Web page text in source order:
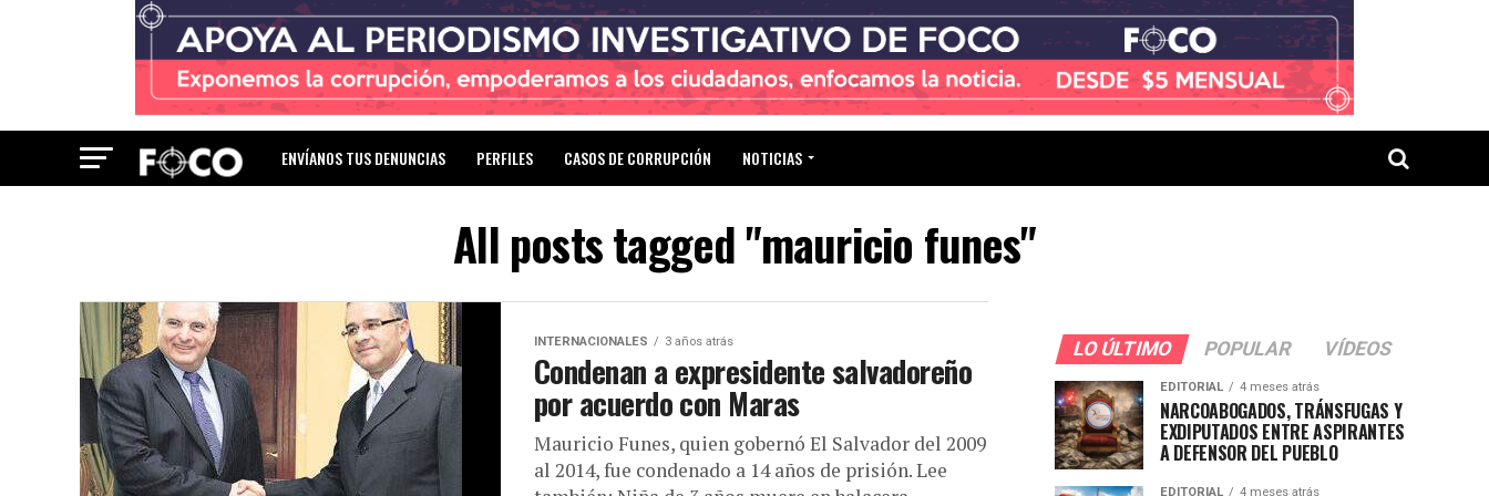
ENVÍANOS TUS DENUNCIAS PERFILES CASOS DE CORRUPCIÓN NOTICIAS
All posts tagged "mauricio funes"
INTERNACIONALES 3 años atrás
Condenan a expresidente salvadoreño
por acuerdo con Maras
Mauricio Funes, quien gobernó El Salvador del 2009
al 2014, fue condenado a 14 años de prisión. Lee
LO ÚLTIMO POPULAR VÍDEOS
EDITORIAL 4 meses atrás
NARCOABOGADOS, TRÁNSFUGAS Y
EXDIPUTADOS ENTRE ASPIRANTES
A DEFENSOR DEL PUEBLO
EDITORIAL 4 meses atrás